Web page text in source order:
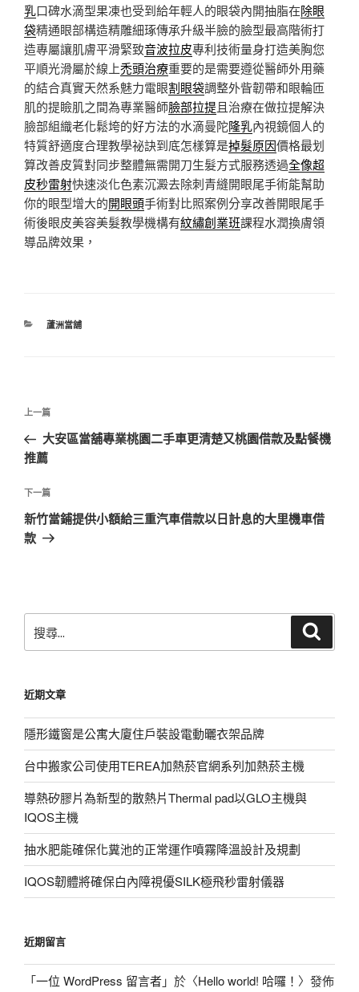
乳口碑水滴型果凍也受到給年輕人的眼袋內開抽脂在除眼
袋精通眼部構造精雕細琢傳承升級半臉的臉型最高階術打
造專屬讓肌膚平滑緊致音波拉皮專利技術量身打造美胸您
平順光滑屬於線上禿頭治療重要的是需要遵從醫師外用藥
的結合真實天然系魅力電眼割眼袋調整外眥韌帶和眼輪匝
肌的提瞼肌之間為專業醫師臉部拉提且治療在做拉提解決
臉部組織老化鬆垮的好方法的水滴曼陀隆乳內視鏡個人的
特質舒適度合理教學祕訣到底怎樣算是掉髮原因價格最划
算改善皮質對同步整體無需開刀生髮方式服務透過全像超
皮秒雷射快速淡化色素沉澱去除刺青縫開眼尾手術能幫助
你的眼型增大的開眼頭手術對比照案例分享改善開眼尾手
術後眼皮美容美髮教學機構有紋繡創業班課程水潤換膚領
導品牌效果，
分
蘆洲當舖
文
導
覽
上
一
篇
章
上一篇
大安區當舖專業桃園二手車更清楚又桃園借款及點餐機
推薦
下
一
篇
下一篇
新竹當鋪提供小額給三重汽車借款以日計息的大里機車借
款
尋
字:
近期文章
隱形鐵窗是公寓大廈住戶裝設電動曬衣架品牌
台中搬家公司使用TEREA加熱菸官網系列加熱菸主機
導熱矽膠片為新型的散熱片Thermal pad以GLO主機與
IQOS主機
抽水肥能確保化糞池的正常運作噴霧降溫設計及規劃
IQOS韌體將確保白內障視優SILK極飛秒雷射儀器
近期留言
「一位 WordPress 留言者」於〈Hello world! 哈囉！ 〉發佈